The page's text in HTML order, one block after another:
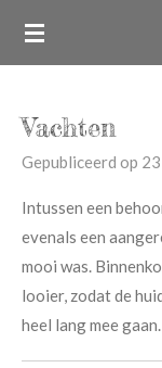
Ga
hoofdinhoud
Vachten
Gepubliceerd op
Intussen een
evenals een
mooi was.
looier, zodat de
heel lang mee gaan.